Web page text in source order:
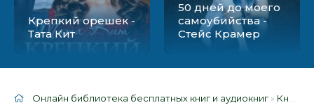
Крепкий орешек -
Тата Кит
50 дней до моего
самоубийства -
Стейс Крамер
Онлайн библиотека бесплатных книг и аудиокниг » Книги